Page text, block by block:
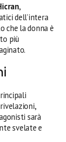
,
dell’intera
che la donna è
più
sarà
svelate e